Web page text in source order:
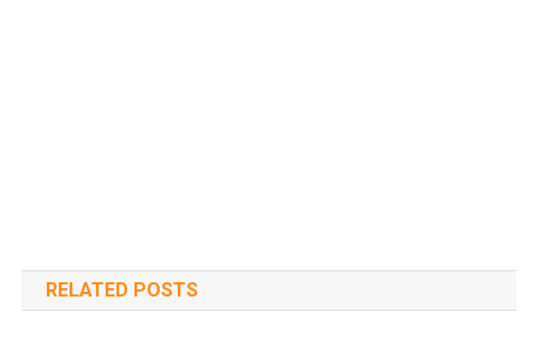
RELATED POSTS